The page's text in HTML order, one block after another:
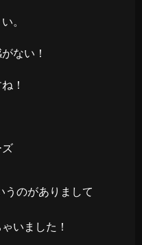
。
ない！
！
ズ
うのがありまして
いました！